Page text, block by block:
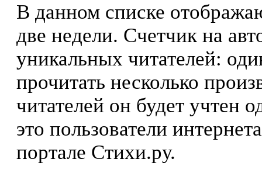
В данном списке
две недели. Счетчик на
уникальных читателей:
прочитать несколько
читателей он будет учтен
это пользователи
портале Стихи.ру.